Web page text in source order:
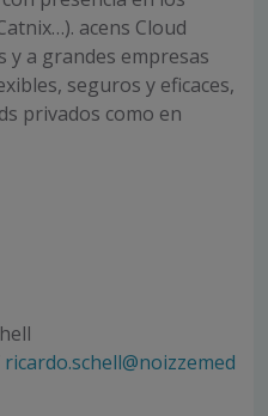
acens Cloud
y a grandes empresas
seguros y eficaces,
privados como en
ricardo.schell@noizzemed